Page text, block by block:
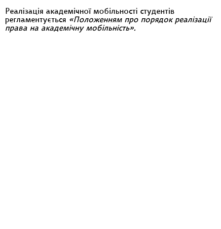
Реалізація академічної мобільності студентів
регламентується «Положенням про порядок реалізації
права на академічну мобільність».